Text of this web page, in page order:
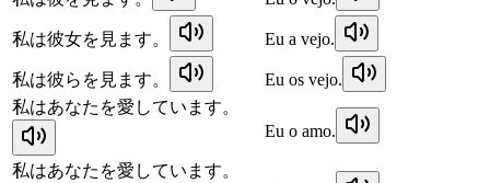
私は彼女を見ます。 Eu a vejo.
私は彼らを見ます。
Eu os vejo.
私はあなたを愛しています。
Eu o amo.
私はあなたを愛しています。